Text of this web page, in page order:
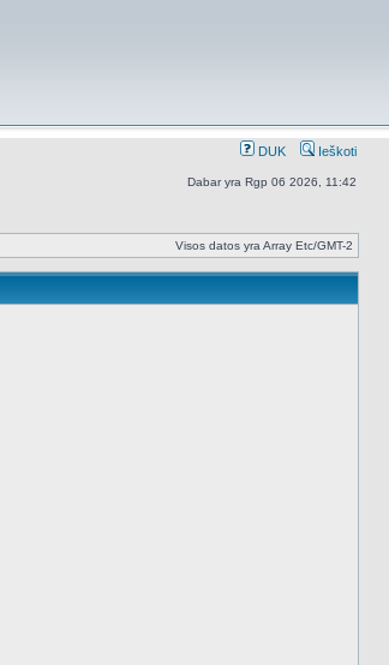
DUK Ieškoti
Dabar yra Rgp 06 2026, 11:42
Visos datos yra Array Etc/GMT-2